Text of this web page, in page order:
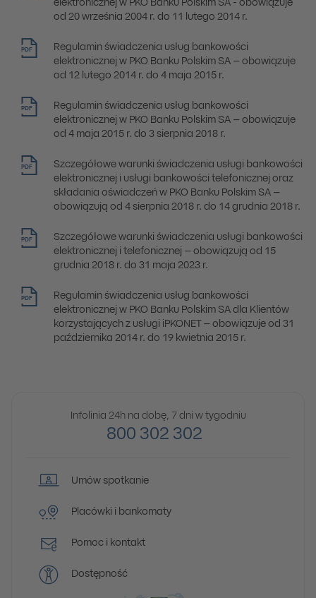
elektronicznej w PKO Banku Polskim SA - obowiązuje
od 20 września 2004 r. do 11 lutego 2014 r.
PDF
Regulamin świadczenia usług bankowości
elektronicznej w PKO Banku Polskim SA – obowiązuje
od 12 lutego 2014 r. do 4 maja 2015 r.
PDF
Regulamin świadczenia usług bankowości
elektronicznej w PKO Banku Polskim SA – obowiązuje
od 4 maja 2015 r. do 3 sierpnia 2018 r.
PDF
Szczegółowe warunki świadczenia usługi bankowości
elektronicznej i usługi bankowości telefonicznej oraz
składania oświadczeń w PKO Banku Polskim SA –
obowiązują od 4 sierpnia 2018 r. do 14 grudnia 2018 r.
PDF
Szczegółowe warunki świadczenia usługi bankowości
elektronicznej i telefonicznej – obowiązują od 15
grudnia 2018 r. do 31 maja 2023 r.
PDF
Regulamin świadczenia usług bankowości
elektronicznej w PKO Banku Polskim SA dla Klientów
korzystających z usługi iPKONET – obowiązuje od 31
października 2014 r. do 19 kwietnia 2015 r.
Infolinia 24h na dobę, 7 dni w tygodniu
800 302 302
Umów spotkanie
Placówki i bankomaty
Pomoc i kontakt
Dostępność